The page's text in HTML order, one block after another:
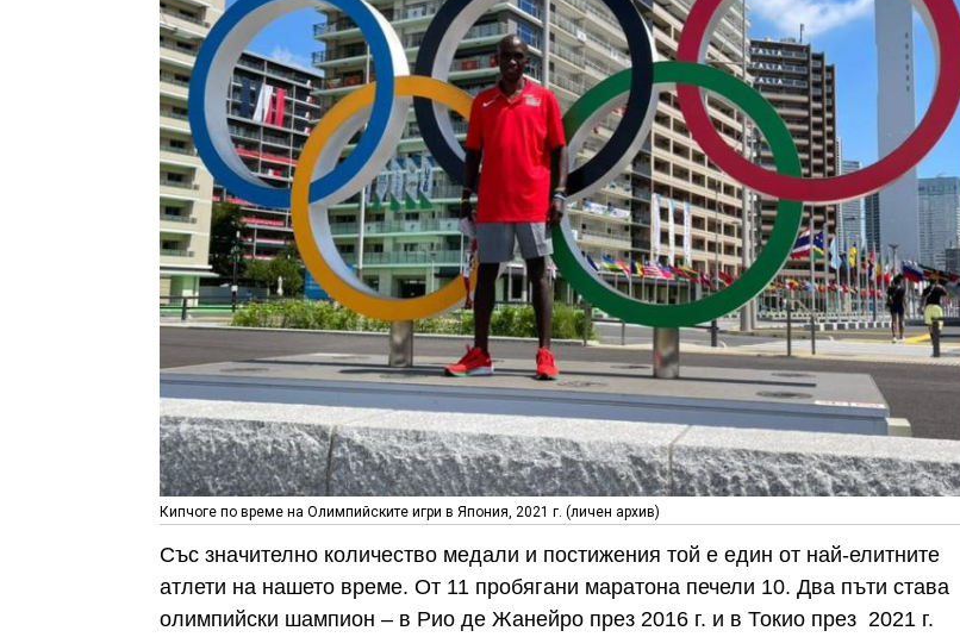
Кипчоге по време на Олимпийските игри в Япония, 2021 г. (личен архив)
Със значително количество медали и постижения той е един от най-елитните
атлети на нашето време. От 11 пробягани маратона печели 10. Два пъти става
олимпийски шампион – в Рио де Жанейро през 2016 г. и в Токио през 2021 г.